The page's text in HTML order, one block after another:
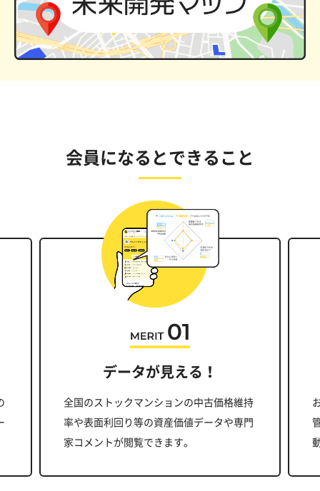
会員になるとできること
データが見える！
全国のストックマンションの中古価格維持
率や表面利回り等の資産価値データや専門
家コメントが閲覧できます。